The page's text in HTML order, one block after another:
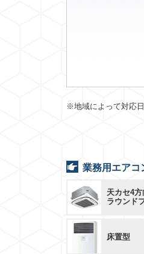
※地域によって対応
業務用エアコ
天カセ4方
ラウンド
床置型